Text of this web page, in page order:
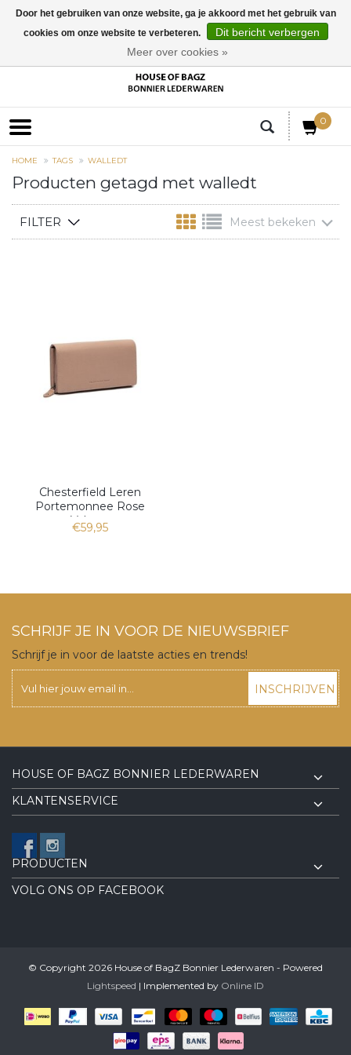
0
HOME TAGS WALLEDT
Producten getagd met walledt
FILTER Meest bekeken
Chesterfield Leren
Portemonnee Rose
Valetta
€59,95
SCHRIJF JE IN VOOR DE NIEUWSBRIEF
Schrijf je in voor de laatste acties en trends!
INSCHRIJVEN
HOUSE OF BAGZ BONNIER LEDERWAREN
KLANTENSERVICE
PRODUCTEN
VOLG ONS OP FACEBOOK
© Copyright 2026 House of BagZ Bonnier Lederwaren - Powered
Lightspeed | Implemented by Online ID
Door het gebruiken van onze website, ga je akkoord met het gebruik van
cookies om onze website te verbeteren.
Dit bericht verbergen
Meer over cookies »